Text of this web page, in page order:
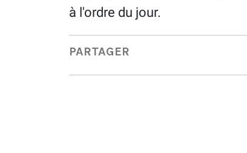
à l'ordre du jour.
PARTAGER